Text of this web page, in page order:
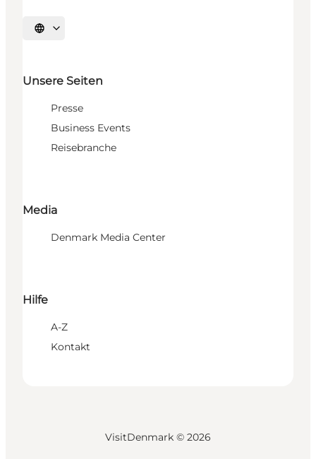
Sprache auswählen
Unsere Seiten
Presse
Business Events
Reisebranche
Media
Denmark Media Center
Hilfe
A-Z
Kontakt
VisitDenmark © 2026